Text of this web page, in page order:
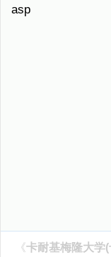
asp
《卡耐基梅隆大学